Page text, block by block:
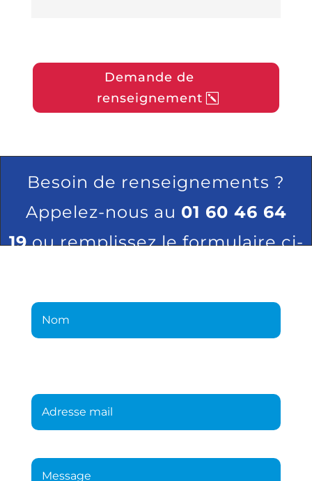
Demande de
renseignement
Besoin de renseignements ?
Appelez-nous au 01 60 46 64
19ou remplissez le formulaire ci-